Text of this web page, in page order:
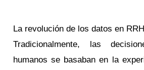
La revolución de los datos en
Tradicionalmente, las
humanos se basaban en la